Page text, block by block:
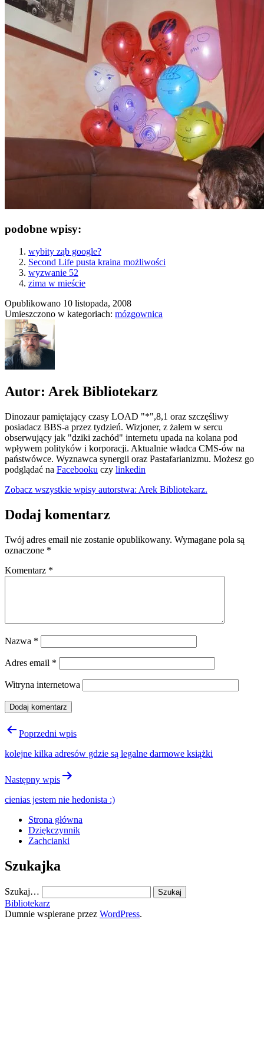
podobne wpisy:
wybity ząb google?
Second Life pusta kraina możliwości
wyzwanie 52
zima w mieście
Opublikowano 10 listopada, 2008
Umieszczono w kategoriach: mózgownica
Autor: Arek Bibliotekarz
Dinozaur pamiętający czasy LOAD "*",8,1 oraz szczęśliwy
posiadacz BBS-a przez tydzień. Wizjoner, z żalem w sercu
obserwujący jak "dziki zachód" internetu upada na kolana pod
wpływem polityków i korporacji. Aktualnie władca CMS-ów na
państwówce. Wyznawca synergii oraz Pastafarianizmu. Możesz go
podglądać na Facebooku czy linkedin
Zobacz wszystkie wpisy autorstwa: Arek Bibliotekarz.
Dodaj komentarz
Twój adres email nie zostanie opublikowany. Wymagane pola są
oznaczone *
Komentarz *
Nazwa *
Adres email *
Witryna internetowa
Nawigacja
Poprzedni wpis
kolejne kilka adresów gdzie są legalne darmowe książki
Następny wpis
cienias jestem nie hedonista :)
Strona główna
Dziękczynnik
Zachcianki
Szukajka
Szukaj…
Bibliotekarz
Dumnie wspierane przez WordPress.